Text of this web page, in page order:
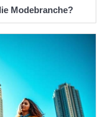
Modebranche?